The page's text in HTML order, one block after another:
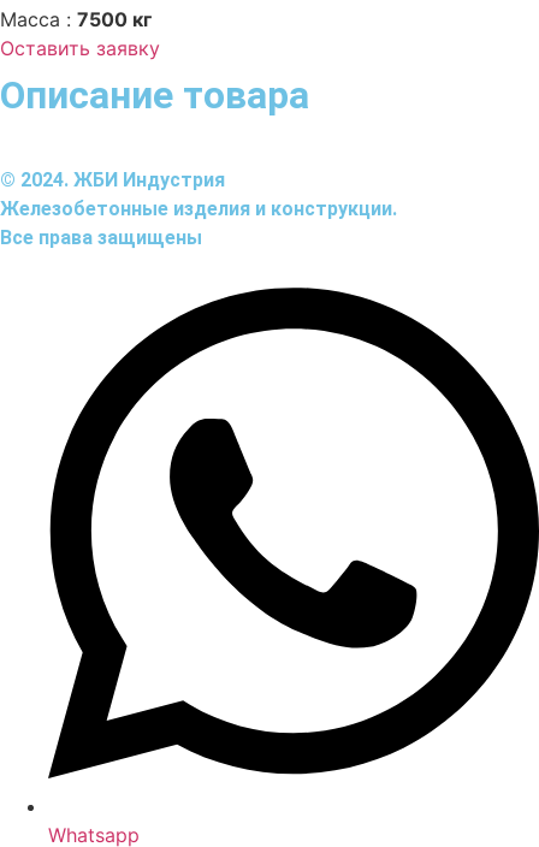
Масса : 7500 кг
Оставить заявку
Описание товара
© 2024. ЖБИ Индустрия
Железобетонные изделия и конструкции.
Все права защищены
Whatsapp